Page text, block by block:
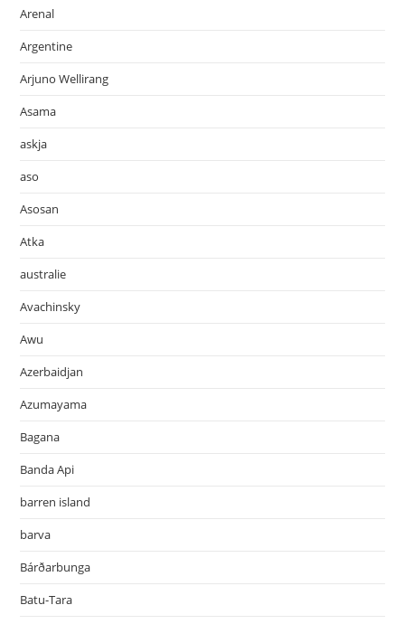
Arenal
Argentine
Arjuno Wellirang
Asama
askja
aso
Asosan
Atka
australie
Avachinsky
Awu
Azerbaidjan
Azumayama
Bagana
Banda Api
barren island
barva
Bárðarbunga
Batu-Tara